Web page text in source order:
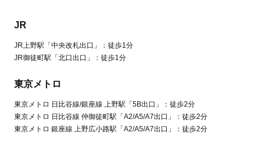
JR
JR上野駅「中央改札出口」：徒歩1分
JR御徒町駅「北口出口」：徒歩1分
東京メトロ
東京メトロ 日比谷線/銀座線 上野駅「5B出口」：徒歩2分
東京メトロ 日比谷線 仲御徒町駅「A2/A5/A7出口」：徒歩2分
東京メトロ 銀座線 上野広小路駅「A2/A5/A7出口」：徒歩2分